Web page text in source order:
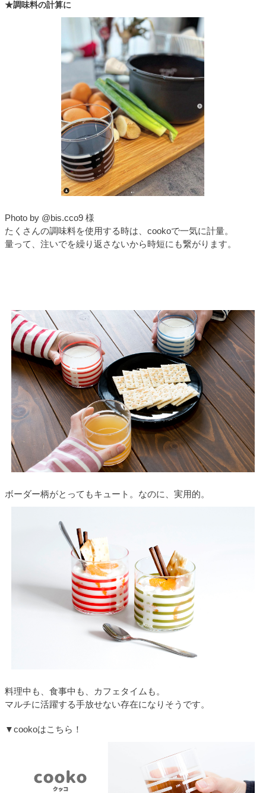
★調味料の計算に
Photo by @bis.cco9 様
たくさんの調味料を使用する時は、cookoで一気に計量。
量って、注いでを繰り返さないから時短にも繋がります。
ボーダー柄がとってもキュート。なのに、実用的。
料理中も、食事中も、カフェタイムも。
マルチに活躍する手放せない存在になりそうです。
▼cookoはこちら！